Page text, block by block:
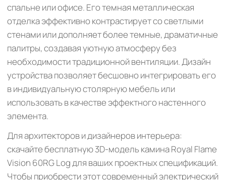
спальне или офисе. Его темная металлическая
отделка эффективно контрастирует со светлыми
стенами или дополняет более темные, драматичные
палитры, создавая уютную атмосферу без
необходимости традиционной вентиляции. Дизайн
устройства позволяет бесшовно интегрировать его
в индивидуальную столярную мебель или
использовать в качестве эффектного настенного
элемента.
Для архитекторов и дизайнеров интерьера:
скачайте бесплатную 3D-модель камина Royal Flame
Vision 60RG Log для ваших проектных спецификаций.
Чтобы приобрести этот современный электрический